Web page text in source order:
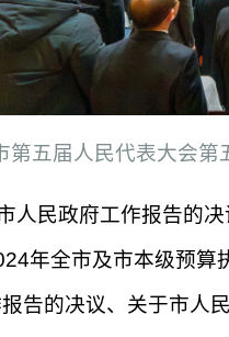
五届人民代表大会第
人民政府工作报告的
年全市及市本级预算
告的决议、关于市人